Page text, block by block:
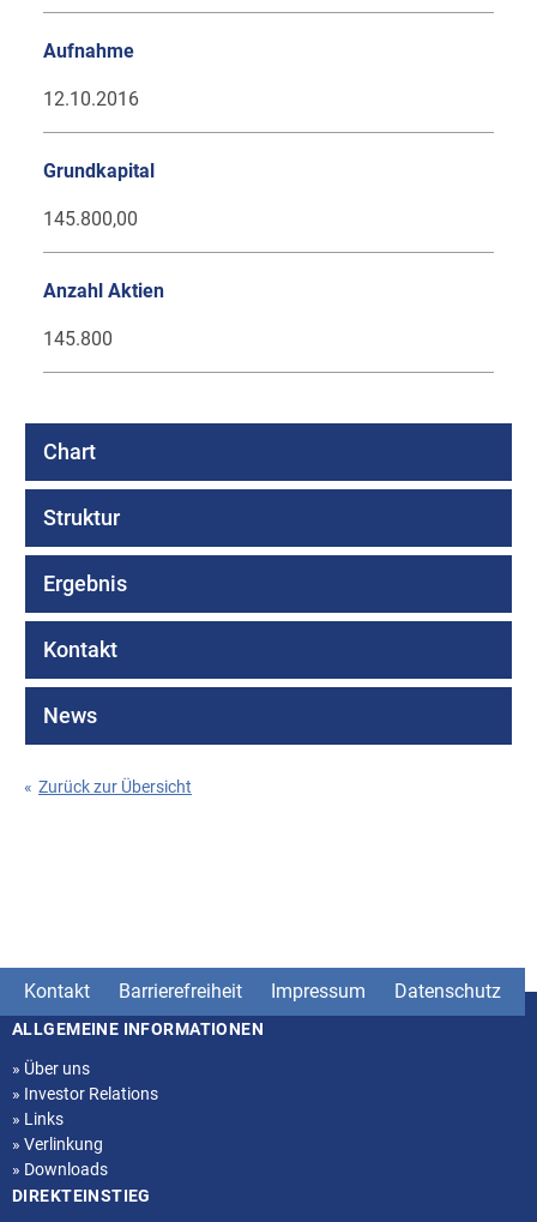
Aufnahme
12.10.2016
Grundkapital
145.800,00
Anzahl Aktien
145.800
Chart
Struktur
Ergebnis
Kontakt
News
« Zurück zur Übersicht
Kontakt Barrierefreiheit Impressum Datenschutz
Seitenstruktur
ALLGEMEINE INFORMATIONEN
» Über uns
» Investor Relations
» Links
» Verlinkung
» Downloads
DIREKTEINSTIEG